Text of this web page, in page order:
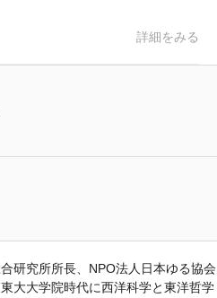
詳細をみる
研究所所長、NPO法人日本ゆる協会
大大学院時代に西洋科学と東洋哲学